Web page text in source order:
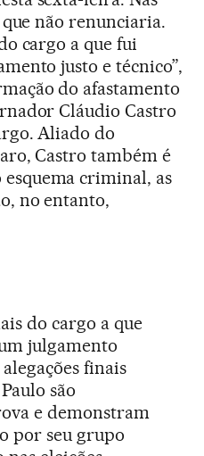
não renunciaria.
cargo a que fui
justo e técnico”,
do afastamento
Cláudio Castro
Aliado do
Castro também é
criminal, as
no entanto,
do cargo a que
julgamento
finais
são
e demonstram
por seu grupo